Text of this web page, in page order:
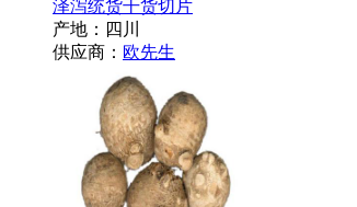
泽泻统货干货切片
产地：四川
供应商： 欧先生